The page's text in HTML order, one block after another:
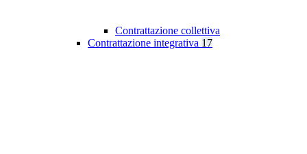
Contrattazione collettiva
Contrattazione integrativa 17